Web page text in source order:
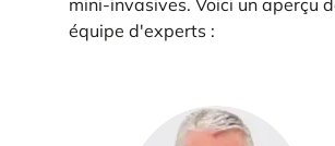
mini-invasives. Voici un aperçu
équipe d'experts :